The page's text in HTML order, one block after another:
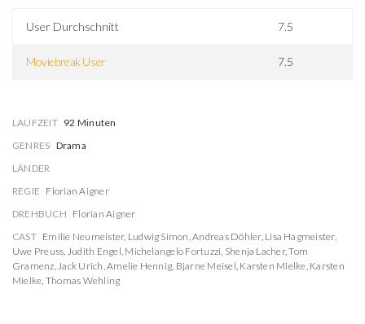
User Durchschnitt 7.5
Moviebreak User 7.5
LAUFZEIT 92 Minuten
GENRES Drama
LÄNDER
REGIE Florian Aigner
DREHBUCH Florian Aigner
CAST Emilie Neumeister, Ludwig Simon,Andreas Döhler, Lisa Hagmeister,
Uwe Preuss, Judith Engel, Michelangelo Fortuzzi, Shenja Lacher,Tom
Gramenz,Jack Urich,Amelie Hennig, Bjarne Meisel, Karsten Mielke, Karsten
Mielke, Thomas Wehling